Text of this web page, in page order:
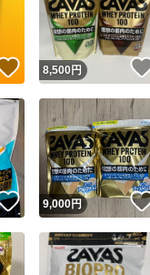
いいね！
8,500円
いいね！
9,000円